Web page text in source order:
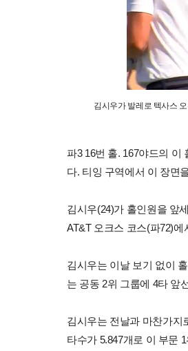
김시우가 발레로 텍사스
파3 16번 홀. 167야드의 이
다. 티잉 구역에서 이 장면
김시우(24)가 홀인원을 앞
AT&T 오크스 코스(파72)
김시우는 이날 보기 없이
는 공동 2위 그룹에 4타 앞
김시우는 전날과 마찬가지
타수가 5.847개로 이 부문